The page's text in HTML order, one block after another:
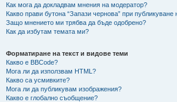
Как мога да докладвам мнения на модератор?
Какво прави бутона “Запази чернова” при
Защо мнението ми трябва да бъде одобрено?
Как да избутам темата ми?
Форматиране на текст и видове теми
Какво е BBCode?
Мога ли да използвам HTML?
Какво са усмивките?
Мога ли да публикувам изображения?
Какво е глобално съобщение?